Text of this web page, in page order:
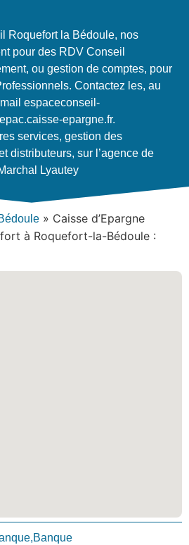
Roquefort la Bédoule, nos
pour des RDV Conseil
ou gestion de comptes, pour
Contactez les, au
espaceconseil-
epargne.fr.
services, gestion des
distributeurs, sur l’agence de
Lyautey
» Caisse d’Epargne
à Roquefort-la-Bédoule :